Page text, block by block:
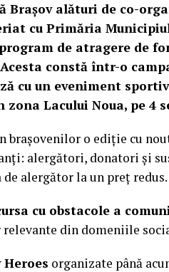
Brașov alături de co-
cu Primăria
de atragere de
constă într-o
cu un eveniment
zona Lacului Noua, pe 4
brașovenilor o ediție cu
alergători, donatori și
alergător la un preț redus.
cu obstacole a
din domeniile
organizate până